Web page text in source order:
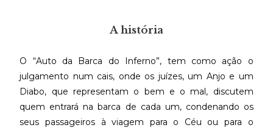
A história
O “Auto da Barca do Inferno”, tem como ação o
julgamento num cais, onde os juízes, um Anjo e um
Diabo, que representam o bem e o mal, discutem
quem entrará na barca de cada um, condenando os
seus passageiros à viagem para o Céu ou para o